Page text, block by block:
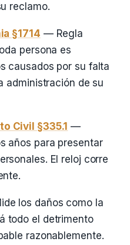
reclamo.
§1714 — Regla
persona es
causados por su falta
administración de su
Civil §335.1 —
años para presentar
El reloj corre
los daños como la
todo el detrimento
razonablemente.